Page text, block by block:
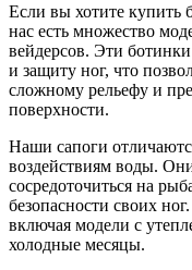
Если вы хотите купить
нас есть множество
вейдерсов. Эти
и защиту ног, что
сложному рельефу и
поверхности.
Наши сапоги
воздействиям воды.
сосредоточиться на
безопасности своих
включая модели с
холодные месяцы.